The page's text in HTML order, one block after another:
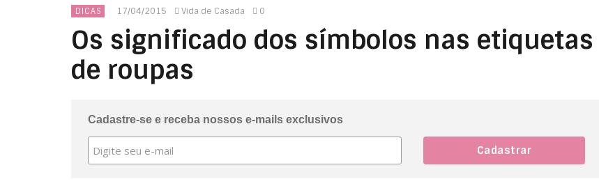
DICAS 17/04/2015 Vida de Casada 0
Os significado dos símbolos nas etiquetas
de roupas
Cadastre-se e receba nossos e-mails exclusivos